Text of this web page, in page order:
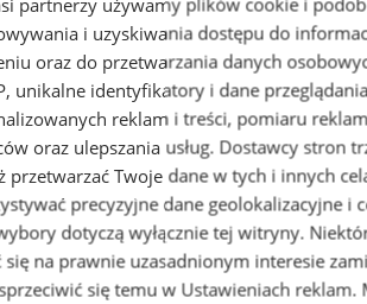
kryminalne w Tychach
lokalne
samochodowe do -70%!
stron www - Tychy
pracę - codziennie nowe
i uzyskiwania dostępu do
oraz do przetwarzania danych
unikalne identyfikatory i dane
reklam i treści, pomiaru
oraz ulepszania usług. Dostawcy stron
przetwarzać Twoje dane w tych i innych
precyzyjne dane geolokalizacyjne i
dotyczą wyłącznie tej witryny.
się na prawnie uzasadnionym interesie
się temu w Ustawieniach reklam.